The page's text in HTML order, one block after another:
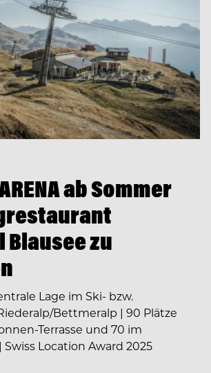
ab Sommer
zu
Lage im Ski- bzw.
Bettmeralp | 90 Plätze
Terrasse und 70 im
Location Award 2025